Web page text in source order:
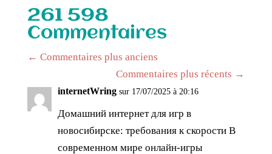
261 598
Commentaires
← Commentaires plus anciens
Commentaires plus récents →
internetWring sur 17/07/2025 à 20:16
Домашний интернет для игр в
новосибирске: требования к скорости В
современном мире онлайн-игры